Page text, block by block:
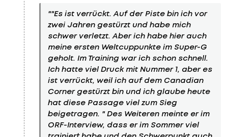
""Es ist verrückt. Auf der Piste bin ich vor
zwei Jahren gestürzt und habe mich
schwer verletzt. Aber ich habe hier auch
meine ersten Weltcuppunkte im Super-G
geholt. Im Training war ich schon schnell.
Ich hatte viel Druck mit Nummer 1, aber es
ist verrückt, weil ich auf dem Canadian
Corner gestürzt bin und ich glaube heute
hat diese Passage viel zum Sieg
beigetragen. " Des Weiteren meinte er im
ORF-Interview, dass er im Sommer viel